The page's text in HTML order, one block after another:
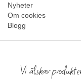
Nyheter
Om cookies
Blogg
Vi älskar